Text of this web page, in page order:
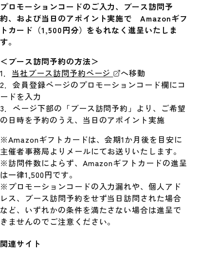
プロモーションコードのご入力、ブース訪問予
約、および当日のアポイント実施で Amazonギフ
トカード（1,500円分）をもれなく進呈いたしま
す。
＜ブース訪問予約の方法＞
1． 当社ブース訪問予約ページ
へ移動
2．会員登録ページのプロモーションコード欄にコ
ードを入力
3．ページ下部の「ブース訪問予約」より、ご希望
の日時を予約のうえ、当日のアポイント実施
※Amazonギフトカードは、会期1か月後を目安に
主催者事務局よりメールにてお送りいたします。
※訪問件数によらず、Amazonギフトカードの進呈
は一律1,500円です。
※プロモーションコードの入力漏れや、個人アド
レス、ブース訪問予約をせず当日訪問された場合
など、いずれかの条件を満たさない場合は進呈で
きませんのでご注意ください。
関連サイト